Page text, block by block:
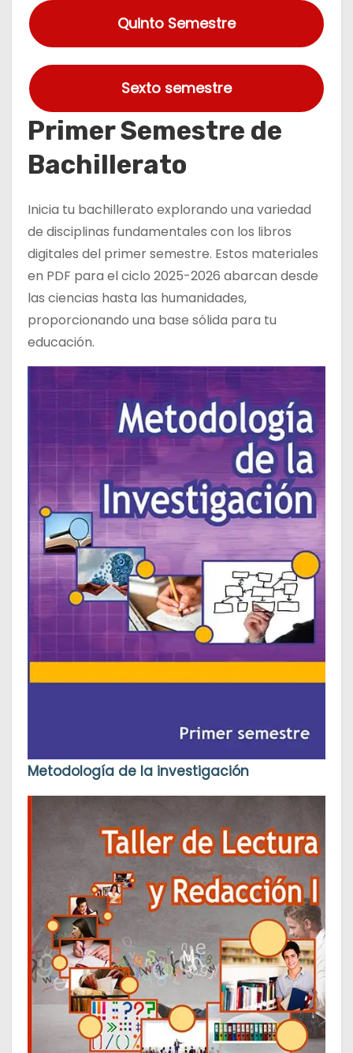
Quinto Semestre
Sexto semestre
Primer Semestre de
Bachillerato
Inicia tu bachillerato explorando una variedad
de disciplinas fundamentales con los libros
digitales del primer semestre. Estos materiales
en PDF para el ciclo 2025-2026 abarcan desde
las ciencias hasta las humanidades,
proporcionando una base sólida para tu
educación.
Metodología de la investigación